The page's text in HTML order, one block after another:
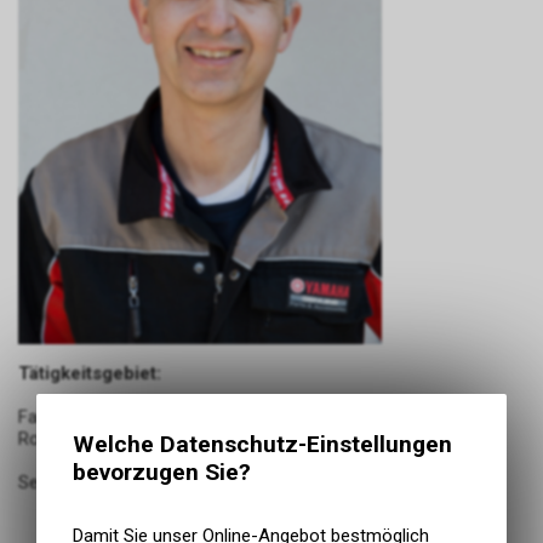
Tätigkeitsgebiet:
Fahrbereitstellung, Service und Reparaturen an Motorräder,
Roller und Mofas
Seit 1985 im Betrieb
Welche Datenschutz-Einstellungen
bevorzugen Sie?
Damit Sie unser Online-Angebot bestmöglich